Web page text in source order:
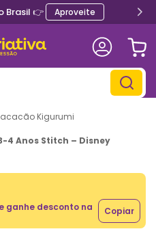
Brasil 👉 Aproveite
Kigurumi
Anos Stitch – Disney
ganhe desconto na
Copiar